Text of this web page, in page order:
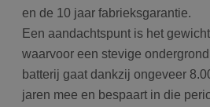
en de 10 jaar fabrieksgarantie.
Een aandachtspunt is het
waarvoor een stevige
batterij gaat dankzij ongeveer
jaren mee en bespaart in die